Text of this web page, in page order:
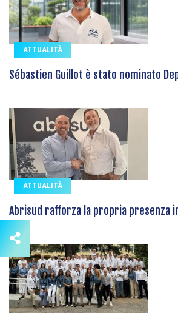
ATTUALITÀ
Sébastien Guillot è stato nominato
ATTUALITÀ
Abrisud rafforza la propria presenza